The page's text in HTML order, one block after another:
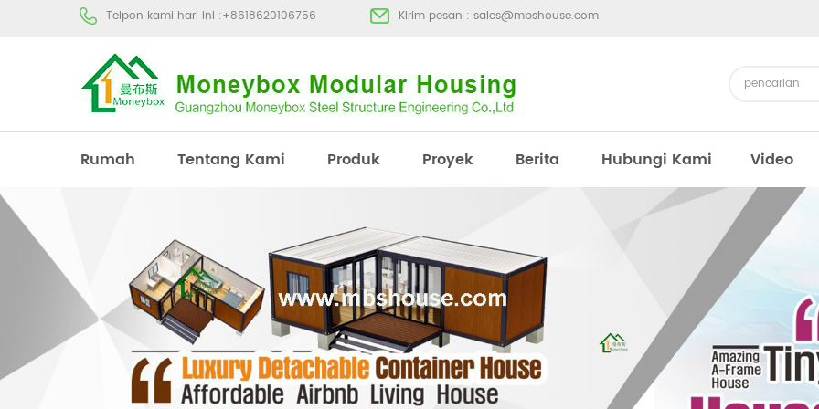
Telpon kami hari ini :+8618620106756 Kirim pesan : sales@mbshouse.com
Rumah Tentang Kami Produk Proyek Berita Hubungi Kami Video